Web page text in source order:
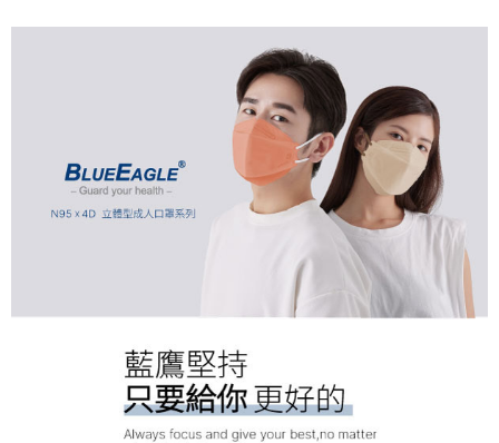
※ 交易是否成功請以「AFTEE先享後付 」之結帳頁面顯示為準，若有關於
是否繳費成功／繳費後需取消欲退款等相關疑問，請聯繫「AFTEE先享後付
https://netprotections.freshdesk.com/support/home
【注意事項】
１．透過由恩沛科技股份有限公司提供之「AFTEE先享後付」服務完成之交
易，需依本服務之必要範圍內提供個人資料，並將交易相關給付款項請求債
權轉讓予恩沛科技股份有限公司。
３．未成年的使用者請事先徵得法定代理人或監護人之同意方可使用
「AFTEE先享後付」，若未經同意申辦者引起之損失，本公司不負相關責
時審查核予不同之上限額度；若仍有額度不足之情形，本公司將視審查結果
請求用戶進行身份認證。
５．嚴禁一人註冊多個帳號或使用他人資訊註冊。若發現惡意使用之情形，
每筆NT$60，滿NT$2,000(含以上)免運費
一般地區宅配<如偏遠地區會員請勿選擇一般宅配，請點選其他選項
內「偏遠地區宅配」>
每筆NT$90，滿NT$2,000(含以上)免運費
🚚偏遠地區宅配<請務必選擇此配送方式，偏遠地區可參照『首頁→